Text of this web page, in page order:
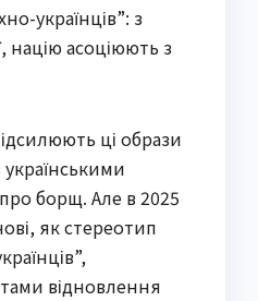
українців”: з
націю асоціюють з
ці образи
українськими
борщ. Але в 2025
як стереотип
відновлення